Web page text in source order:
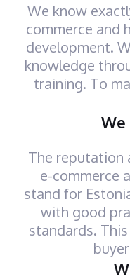
We know
commerce and
development.
knowledge
training. To
We
The reputation
e-commerce
stand for
with good
standards.